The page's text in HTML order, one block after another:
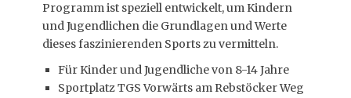
Programm ist speziell entwickelt, um Kindern
und Jugendlichen die Grundlagen und Werte
dieses faszinierenden Sports zu vermitteln.
Für Kinder und Jugendliche von 8-14 Jahre
Sportplatz TGS Vorwärts am Rebstöcker Weg